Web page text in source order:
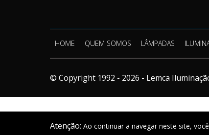
HOME QUEM SOMOS LÂMPADAS
© Copyright 1992 - 2026 - Lemca
Atenção: Ao continuar a navegar neste site,